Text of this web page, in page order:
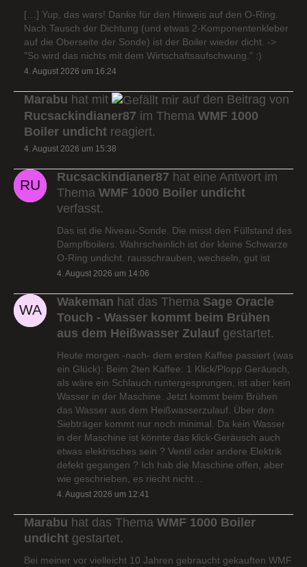
[…] Yup, das wars! Danke für den Hinweis auf den O-Ring.
Nach Tausch der Dichtung (und etwas 2-Komponentenkleber
auf die Oberseite der Sonde) ist der Boiler wieder dicht. ->
"So wird das nichts mit dem Wirtschaftsaufschwung." :)
4. August 2026 um 16:24
Marabu hat mit
auf den Beitrag von
Rucsackindianer87 im Thema WMF 1000
Boiler undicht reagiert.
4. August 2026 um 15:38
Rucsackindianer87 hat eine Antwort im
Thema WMF 1000 Boiler undicht
verfasst.
Das ist die Niveau-Sonde. Die misst den Füllstand des
Dampfboilers. Wahrscheinlich ist der kleine Schwarze
O-Ring undicht. rausschrauben, wechseln, gut ist
4. August 2026 um 14:06
Wakeman hat das Thema Sage Oracle
Touch - Wasser kommt beim Brühen
aus dem Heißwasser Zulauf gestartet.
Heute morgen -nach- dem ersten Kaffee passiert (was
ein Glück): Beim 2ten Kaffee: 1 Klick/Plopp Geräusch,
als wäre ein Schlauch runtergesprungen, ist aber kein
Wasser in der Maschine. Jetzt kommt beim Brühen
das Wasser aus dem Heißwasserzulauf. Über den
Siebträger kommt nur noch minimal. Da kein Wasser
in der Maschine ist könnte das klick-Geräusch auch
etwas elektrisches sein ? Ventil oder andere Elektrik
defekt gegangen ? Ich hab die Maschine offen, aber
wie geschrieben, es riecht nicht…
4. August 2026 um 12:41
Marabu hat das Thema WMF 1000 Boiler
undicht gestartet.
Bei meiner vor vielleicht 10 Jahren gebraucht gekauften WMF